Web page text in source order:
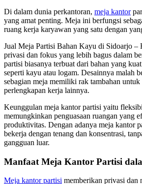
Di dalam dunia perkantoran, meja kantor
yang amat penting. Meja ini berfungsi
ruang kerja karyawan yang satu dengan
Jual Meja Partisi Bahan Kayu di Sidoarjo –
privasi dan fokus yang lebih bagus dalam
partisi biasanya terbuat dari bahan yang
seperti kayu atau logam. Desainnya malah
sebagian meja memiliki rak tambahan untuk
perlengkapan kerja lainnya.
Keunggulan meja kantor partisi yaitu
memungkinkan penguasaan ruangan yang
produktivitas. Dengan adanya meja kantor
bekerja dengan tenang dan konsentrasi,
gangguan luar.
Manfaat Meja Kantor Partisi
Meja kantor partisi memberikan privasi dan